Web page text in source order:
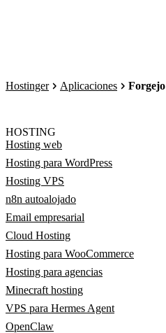
Hostinger Aplicaciones Forgejo
HOSTING
Hosting web
Hosting para WordPress
Hosting VPS
n8n autoalojado
Email empresarial
Cloud Hosting
Hosting para WooCommerce
Hosting para agencias
Minecraft hosting
VPS para Hermes Agent
OpenClaw